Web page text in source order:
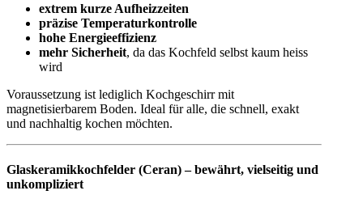
extrem kurze Aufheizzeiten
präzise Temperaturkontrolle
hohe Energieeffizienz
mehr Sicherheit, da das Kochfeld selbst kaum heiss
wird
Voraussetzung ist lediglich Kochgeschirr mit
magnetisierbarem Boden. Ideal für alle, die schnell, exakt
und nachhaltig kochen möchten.
Glaskeramikkochfelder (Ceran) – bewährt, vielseitig und
unkompliziert